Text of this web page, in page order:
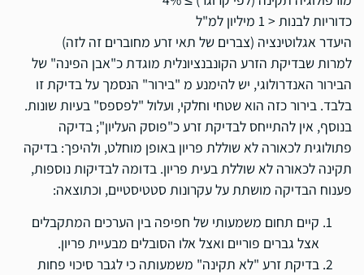
כדוריות לבנות < 1 מיליון למ"ל
היעדר אגלוטינציה (צברים של תאי זרע מחוברים זה לזה)
למרות שבדיקת הזרע הקונבנציונלית מוגדת כ"אבן הפינה" של
הבירור האנדרולוגי, יש להימנע מ "בירור" הנסמך על בדיקת זו
בלבד. בירור כזה הוא שטחי וחלקי, ועלול "לפספס" בעיות שונות.
בנוסף, אין להתייחס לבדיקת זרע כ"פוסק העליון"; בדיקה
פתולוגית לכאורה לא שוללת פריון באופן מוחלט, ולהיפך: בדיקה
תקינה לכאורה לא שוללת בעית פריון. בדומה לבדיקות נוספות,
פענוח הבדיקה מושתת על עקרונות סטטיסטיים, וכתוצאה:
קיים תחום משמעותי של חפיפה בין הערכים המתקבלים
אצל גברים פוריים ואצל אלו הסובלים מבעיית פריון.
בדיקת זרע "לא תקינה" משמעותה כי לגבר סיכוי פחות